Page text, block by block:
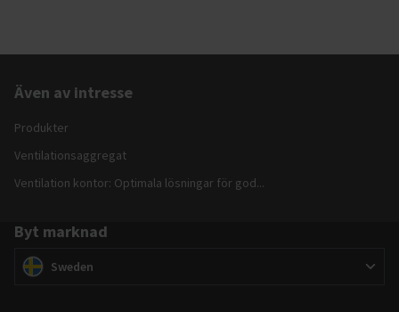
Även av intresse
Produkter
Ventilationsaggregat
Ventilation kontor: Optimala lösningar för god...
Byt marknad
Byt marknad
(Sweden